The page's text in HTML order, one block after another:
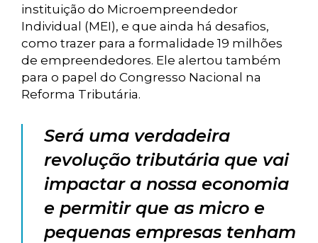
instituição do Microempreendedor
Individual (MEI), e que ainda há desafios,
como trazer para a formalidade 19 milhões
de empreendedores. Ele alertou também
para o papel do Congresso Nacional na
Reforma Tributária.
Será uma verdadeira
revolução tributária que vai
impactar a nossa economia
e permitir que as micro e
pequenas empresas tenham